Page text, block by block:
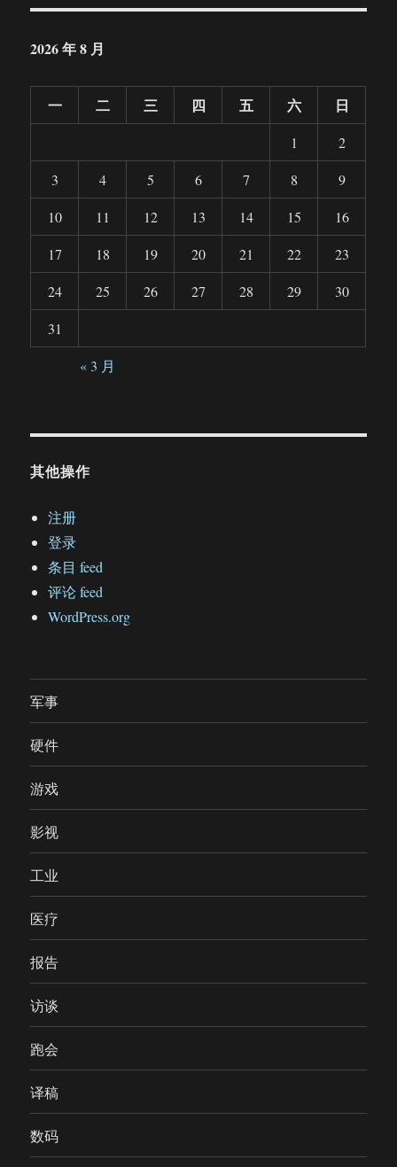
2026 年 8 月
一 二 三 四 五 六 日
1
2
3
4 5 6 7 8
9
10
11 12 13 14 15
16
17
18 19 20 21 22
23
24
25 26 27 28 29
30
31
« 3 月
其他操作
注册
登录
条目 feed
评论 feed
WordPress.org
军事
硬件
游戏
影视
工业
医疗
报告
访谈
跑会
译稿
数码